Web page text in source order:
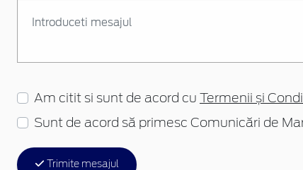
Am citit si sunt de acord cu Termenii și
Sunt de acord să primesc Comunicări de
Trimite mesajul